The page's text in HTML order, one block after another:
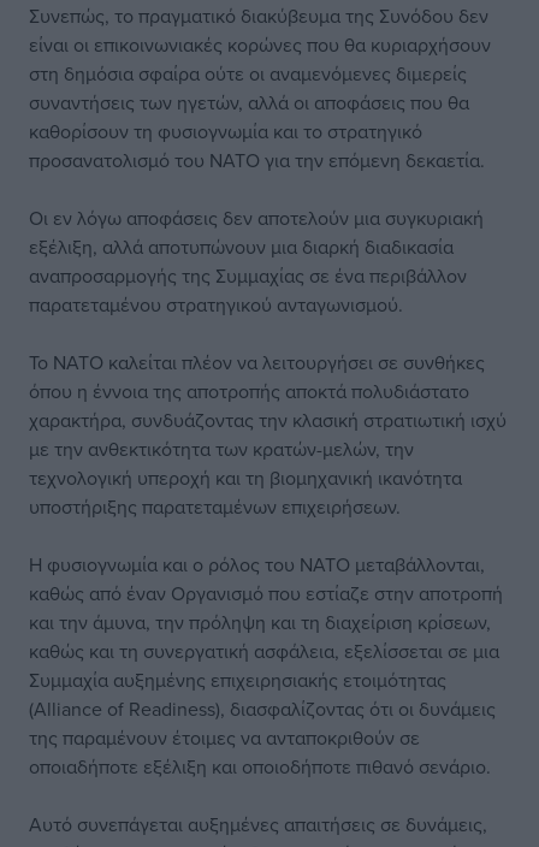
Συνεπώς, το πραγματικό διακύβευμα της Συνόδου δεν
είναι οι επικοινωνιακές κορώνες που θα κυριαρχήσουν
στη δημόσια σφαίρα ούτε οι αναμενόμενες διμερείς
συναντήσεις των ηγετών, αλλά οι αποφάσεις που θα
καθορίσουν τη φυσιογνωμία και το στρατηγικό
προσανατολισμό του ΝΑΤΟ για την επόμενη δεκαετία.
Οι εν λόγω αποφάσεις δεν αποτελούν μια συγκυριακή
εξέλιξη, αλλά αποτυπώνουν μια διαρκή διαδικασία
αναπροσαρμογής της Συμμαχίας σε ένα περιβάλλον
παρατεταμένου στρατηγικού ανταγωνισμού.
Το ΝΑΤΟ καλείται πλέον να λειτουργήσει σε συνθήκες
όπου η έννοια της αποτροπής αποκτά πολυδιάστατο
χαρακτήρα, συνδυάζοντας την κλασική στρατιωτική ισχύ
με την ανθεκτικότητα των κρατών-μελών, την
τεχνολογική υπεροχή και τη βιομηχανική ικανότητα
υποστήριξης παρατεταμένων επιχειρήσεων.
Η φυσιογνωμία και ο ρόλος του ΝΑΤΟ μεταβάλλονται,
καθώς από έναν Οργανισμό που εστίαζε στην αποτροπή
και την άμυνα, την πρόληψη και τη διαχείριση κρίσεων,
καθώς και τη συνεργατική ασφάλεια, εξελίσσεται σε μια
Συμμαχία αυξημένης επιχειρησιακής ετοιμότητας
(Alliance of Readiness), διασφαλίζοντας ότι οι δυνάμεις
της παραμένουν έτοιμες να ανταποκριθούν σε
οποιαδήποτε εξέλιξη και οποιοδήποτε πιθανό σενάριο.
Αυτό συνεπάγεται αυξημένες απαιτήσεις σε δυνάμεις,